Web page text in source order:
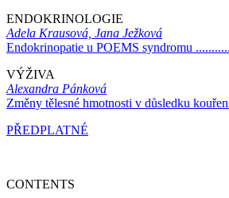
ENDOKRINOLOGIE
Adela Krausová, Jana Ježková
Endokrinopatie u POEMS syndromu
VÝŽIVA
Alexandra Pánková
Změny tělesné hmotnosti v důsledku
PŘEDPLATNÉ
CONTENTS